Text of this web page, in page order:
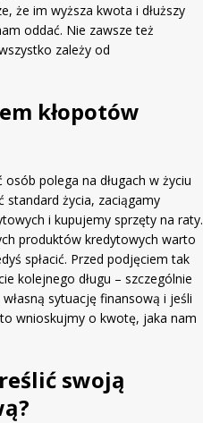
że im wyższa kwota i dłuższy
oddać. Nie zawsze też
zależy od
kłopotów
polega na długach w życiu
standard życia, zaciągamy
i kupujemy sprzęty na raty.
produktów kredytowych warto
spłacić. Przed podjęciem tak
kolejnego długu – szczególnie
sytuację finansową i jeśli
wnioskujmy o kwotę, jaka nam
swoją